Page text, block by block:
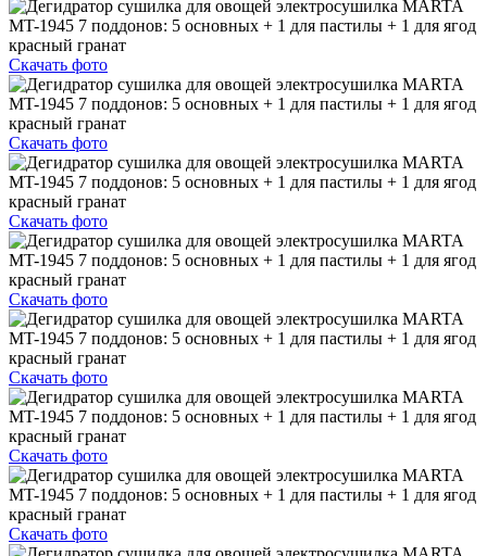
Скачать фото
Скачать фото
Скачать фото
Скачать фото
Скачать фото
Скачать фото
Скачать фото